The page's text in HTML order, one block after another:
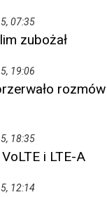
07:35
zubożał
19:06
18:35
i LTE-A
12:14